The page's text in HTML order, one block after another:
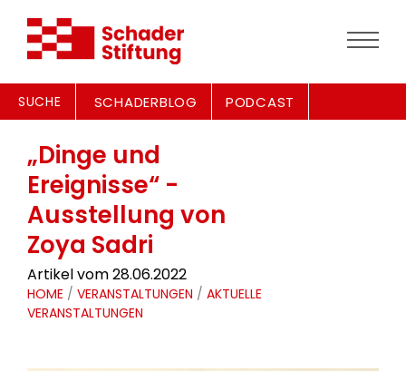
SUCHE SCHADERBLOG PODCAST
„Dinge und
Ereignisse“ -
Ausstellung von
Zoya Sadri
Artikel vom 28.06.2022
HOME / VERANSTALTUNGEN / AKTUELLE
VERANSTALTUNGEN